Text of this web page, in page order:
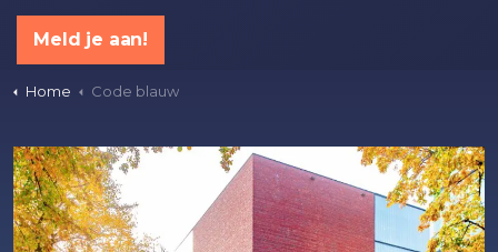
Meld je aan!
Home Code blauw